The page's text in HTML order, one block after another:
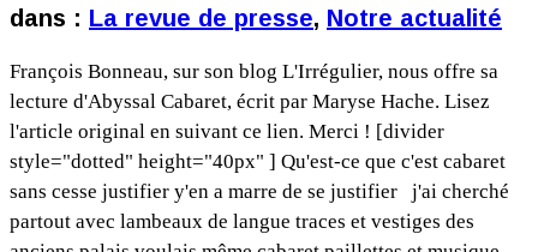
dans : La revue de presse, Notre actualité
François Bonneau, sur son blog L'Irrégulier, nous offre sa
lecture d'Abyssal Cabaret, écrit par Maryse Hache. Lisez
l'article original en suivant ce lien. Merci ! [divider
style="dotted" height="40px" ] Qu'est-ce que c'est cabaret
sans cesse justifier y'en a marre de se justifier j'ai cherché
partout avec lambeaux de langue traces et vestiges des